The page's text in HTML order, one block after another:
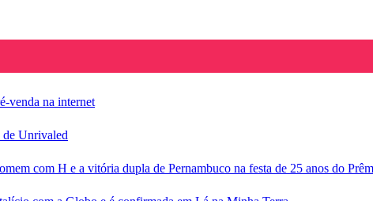
venda na internet
de Unrivaled
com H e a vitória dupla de Pernambuco na festa de 25 anos do